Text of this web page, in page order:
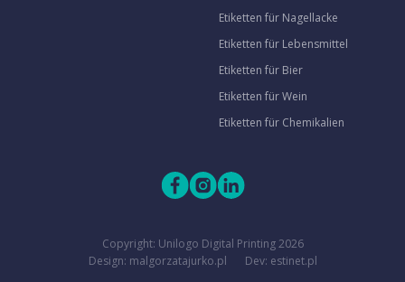
Etiketten für Nagellacke
Etiketten für Lebensmittel
Etiketten für Bier
Etiketten für Wein
Etiketten für Chemikalien
Copyright: Unilogo Digital Printing2026
Design: malgorzatajurko.pl
Dev: estinet.pl